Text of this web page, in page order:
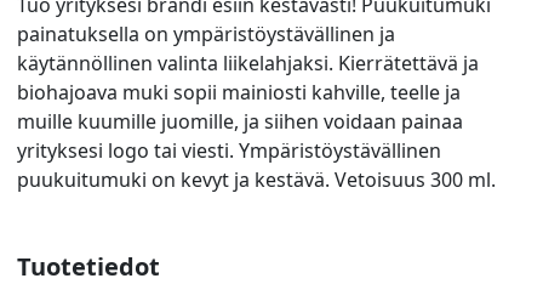
painatuksella on ympäristöystävällinen ja
käytännöllinen valinta liikelahjaksi. Kierrätettävä ja
biohajoava muki sopii mainiosti kahville, teelle ja
muille kuumille juomille, ja siihen voidaan painaa
yrityksesi logo tai viesti. Ympäristöystävällinen
puukuitumuki on kevyt ja kestävä. Vetoisuus 300 ml.
Tuotetiedot